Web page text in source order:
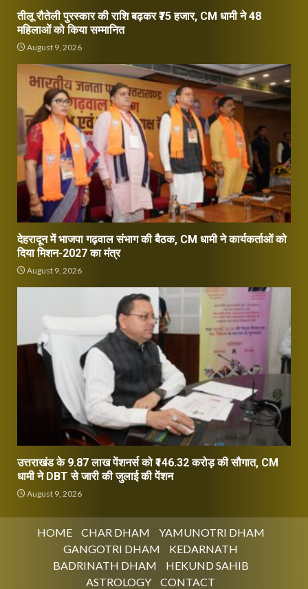
तीलू रौतेली पुरस्कार की राशि बढ़कर ₹75 हजार, CM धामी ने 48
महिलाओं को किया सम्मानित
August 9, 2026
देहरादून में भाजपा गढ़वाल संभाग की बैठक, CM धामी ने कार्यकर्ताओं को
दिया मिशन-2027 का मंत्र
August 9, 2026
उत्तराखंड के 9.87 लाख पेंशनर्स को ₹146.32 करोड़ की सौगात, CM
धामी ने DBT से जारी की जुलाई की पेंशन
August 9, 2026
HOME CHAR DHAM
YAMUNOTRI DHAM
GANGOTRI DHAM
KEDARNATH
BADRINATH DHAM
HEKUND SAHIB
ASTROLOGY
CONTACT